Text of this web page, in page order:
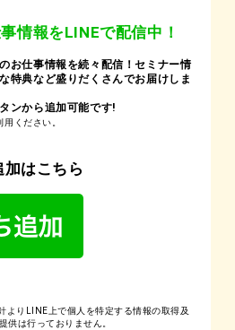
情報をLINEで配信中！
お仕事情報を続々配信！セミナー情
特典など盛りだくさんでお届けしま
ンから追加可能です!
ください。
はこちら
よりLINE上で個人を特定する情報の取得及
供は行っておりません。